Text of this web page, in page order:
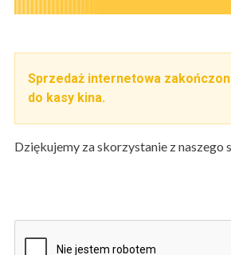
Sprzedaż internetowa
do kasy kina.
Dziękujemy za skorzystanie z naszego